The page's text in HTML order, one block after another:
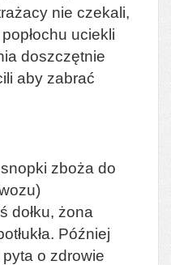
nie czekali,
uciekli
doszczętnie
aby zabrać
zboża do
dołku, żona
Później
pyta o zdrowie